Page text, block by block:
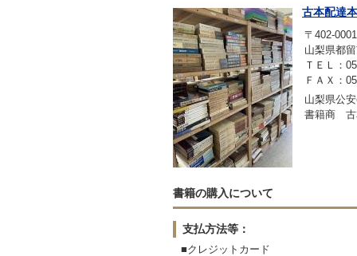
古本配達
〒402-0001
山梨県都
ＴＥＬ：
ＦＡＸ：
山梨県公
書籍商 古
書籍の購入について
支払方法等：
■クレジットカード